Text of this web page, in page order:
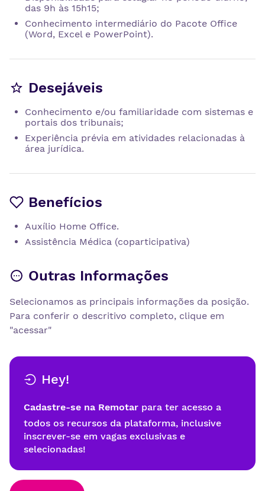
das 9h às 15h15;
Conhecimento intermediário do Pacote Office
(Word, Excel e PowerPoint).
Desejáveis
Conhecimento e/ou familiaridade com sistemas e
portais dos tribunais;
Experiência prévia em atividades relacionadas à
área jurídica.
Benefícios
Auxílio Home Office.
Assistência Médica (coparticipativa)
Outras Informações
Selecionamos as principais informações da posição.
Para conferir o descritivo completo, clique em
"acessar"
Hey!
Cadastre-se na Remotar para ter acesso a
todos os recursos da plataforma, inclusive
inscrever-se em vagas exclusivas e
selecionadas!